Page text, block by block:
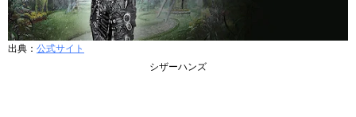
出典： 公式サイト
シザーハンズ